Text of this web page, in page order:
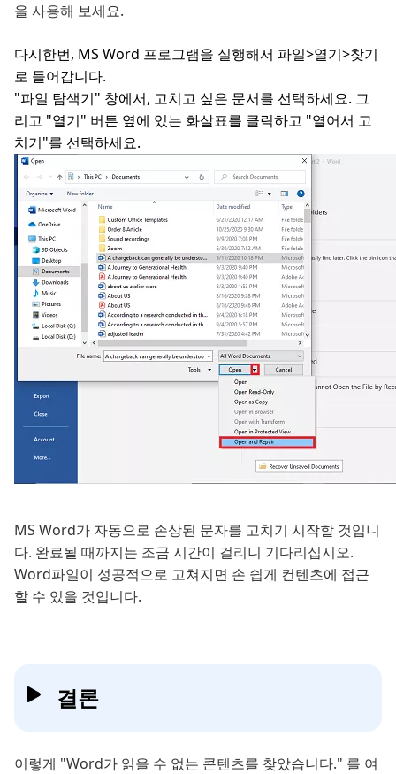
을 사용해 보세요.
다시한번, MS Word 프로그램을 실행해서 파일>열기>찾기
로 들어갑니다.
"파일 탐색기" 창에서, 고치고 싶은 문서를 선택하세요. 그
리고 "열기" 버튼 옆에 있는 화살표를 클릭하고 "열어서 고
치기"를 선택하세요.
MS Word가 자동으로 손상된 문자를 고치기 시작할 것입니
다. 완료될 때까지는 조금 시간이 걸리니 기다리십시오.
Word파일이 성공적으로 고쳐지면 손 쉽게 컨텐츠에 접근
할 수 있을 것입니다.
결론
이렇게 "Word가 읽을 수 없는 콘텐츠를 찾았습니다." 를 여